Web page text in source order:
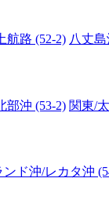
航路 (52-2) 八丈
部沖 (53-2) 関東/
ンド沖/レカタ沖